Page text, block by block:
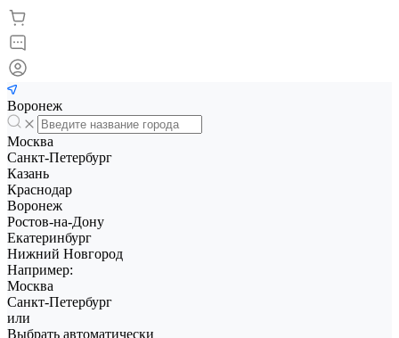
Воронеж
Москва
Санкт-Петербург
Казань
Краснодар
Воронеж
Ростов-на-Дону
Екатеринбург
Нижний Новгород
Например:
Москва
Санкт-Петербург
или
Выбрать автоматически